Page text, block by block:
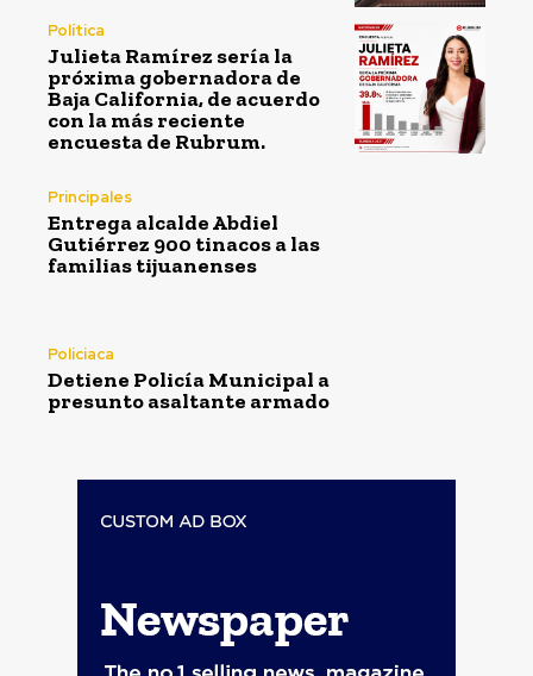
Política
Julieta Ramírez sería la
próxima gobernadora de
Baja California, de acuerdo
con la más reciente
encuesta de Rubrum.
Principales
Entrega alcalde Abdiel
Gutiérrez 900 tinacos a las
familias tijuanenses
Policiaca
Detiene Policía Municipal a
presunto asaltante armado